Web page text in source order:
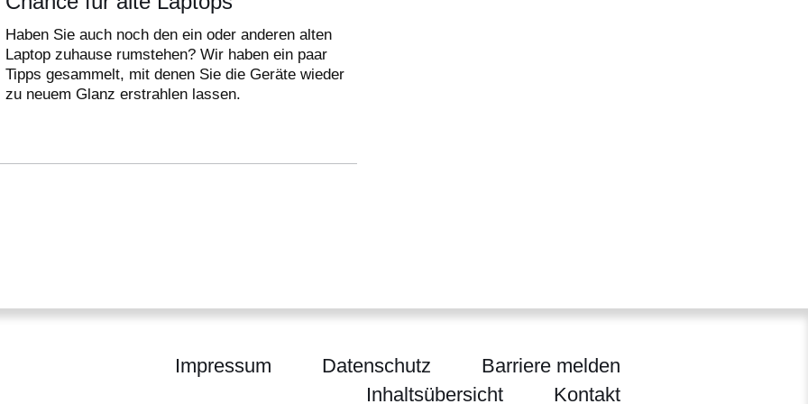
Haben Sie auch noch den ein oder anderen alten
Laptop zuhause rumstehen? Wir haben ein paar
Tipps gesammelt, mit denen Sie die Geräte wieder
zu neuem Glanz erstrahlen lassen.
Impressum Datenschutz
Barriere melden
Inhaltsübersicht
Kontakt